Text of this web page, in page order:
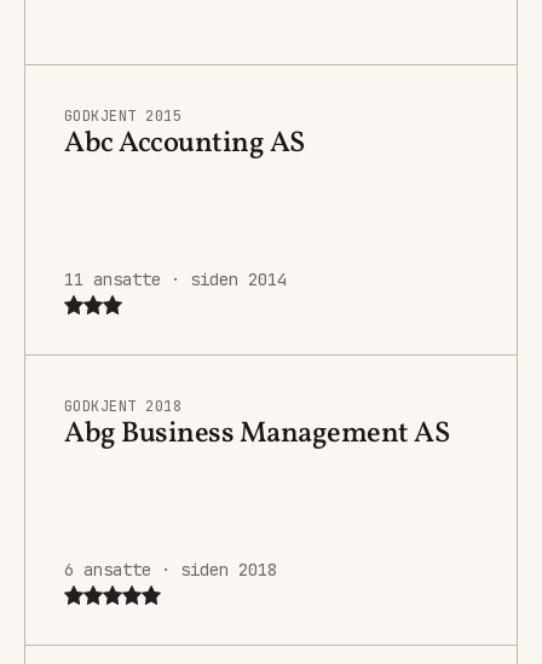
GODKJENT 2015
Abc Accounting AS
11 ansatte · siden 2014
GODKJENT 2018
Abg Business Management AS
6 ansatte · siden 2018